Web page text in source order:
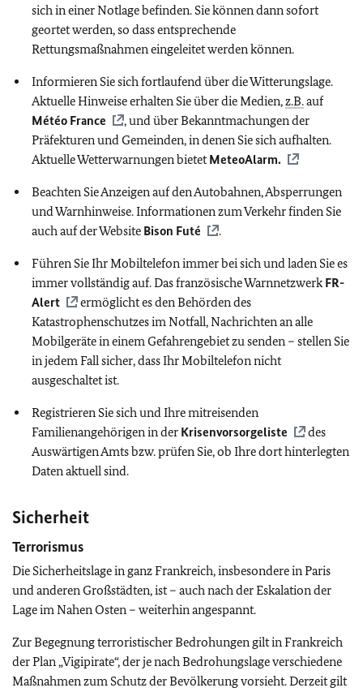
sich in einer Notlage befinden. Sie können dann sofort
geortet werden, so dass entsprechende
Rettungsmaßnahmen eingeleitet werden können.
Informieren Sie sich fortlaufend über die Witterungslage.
Aktuelle Hinweise erhalten Sie über die Medien,z.B.auf
Météo France
, und über Bekanntmachungen der
Präfekturen und Gemeinden, in denen Sie sich aufhalten.
Aktuelle Wetterwarnungen bietetMeteoAlarm.
Beachten Sie Anzeigen auf den Autobahnen, Absperrungen
und Warnhinweise. Informationen zum Verkehr finden Sie
auch auf der Website Bison Futé .
Führen Sie Ihr Mobiltelefon immer bei sich und laden Sie es
immer vollständig auf. Das französische WarnnetzwerkFR-
Alert
ermöglicht es den Behörden des
Katastrophenschutzes im Notfall, Nachrichten an alle
Mobilgeräte in einem Gefahrengebiet zu senden – stellen Sie
in jedem Fall sicher, dass Ihr Mobiltelefon nicht
ausgeschaltet ist.
Registrieren Sie sich und Ihre mitreisenden
Familienangehörigen in der Krisenvorsorgeliste
des
Auswärtigen Amts bzw. prüfen Sie, ob Ihre dort hinterlegten
Daten aktuell sind.
Sicherheit
Terrorismus
Die Sicherheitslage in ganz Frankreich, insbesondere in Paris
und anderen Großstädten, ist – auch nach der Eskalation der
Lage im Nahen Osten – weiterhin angespannt.
Zur Begegnung terroristischer Bedrohungen gilt in Frankreich
der Plan „Vigipirate“, der je nach Bedrohungslage verschiedene
Maßnahmen zum Schutz der Bevölkerung vorsieht. Derzeit gilt